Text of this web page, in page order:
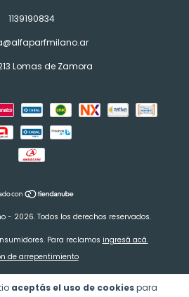
aceptás el uso de cookiespara
1139190834
Lomas de Zamora
- 2026. Todos los derechos reservados.
Para reclamos ingresá acá.
de arrepentimiento